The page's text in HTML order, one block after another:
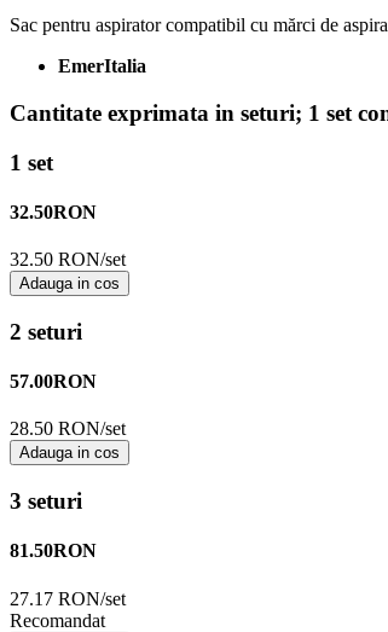
Sac pentru aspirator compatibil cu mărci de
EmerItalia
Cantitate exprimata in seturi; 1 set
1 set
32.50RON
32.50 RON/set
Adauga in cos
2 seturi
57.00RON
28.50 RON/set
Adauga in cos
3 seturi
81.50RON
27.17 RON/set
Recomandat